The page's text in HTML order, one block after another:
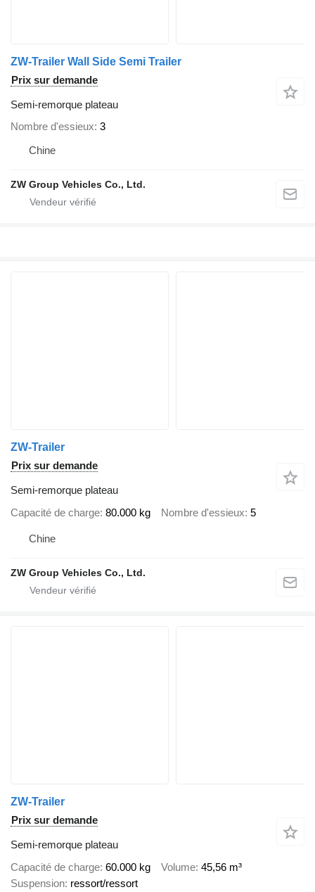
ZW-Trailer Wall Side Semi Trailer
Prix sur demande
Semi-remorque plateau
Nombre d'essieux 3
Chine
ZW Group Vehicles Co., Ltd.
ZW-Trailer
Prix sur demande
Semi-remorque plateau
Capacité de charge 80.000 kg Nombre d'essieux 5
Chine
ZW Group Vehicles Co., Ltd.
ZW-Trailer
Prix sur demande
Semi-remorque plateau
Capacité de charge 60.000 kg Volume 45,56 m³
Suspension ressort/ressort